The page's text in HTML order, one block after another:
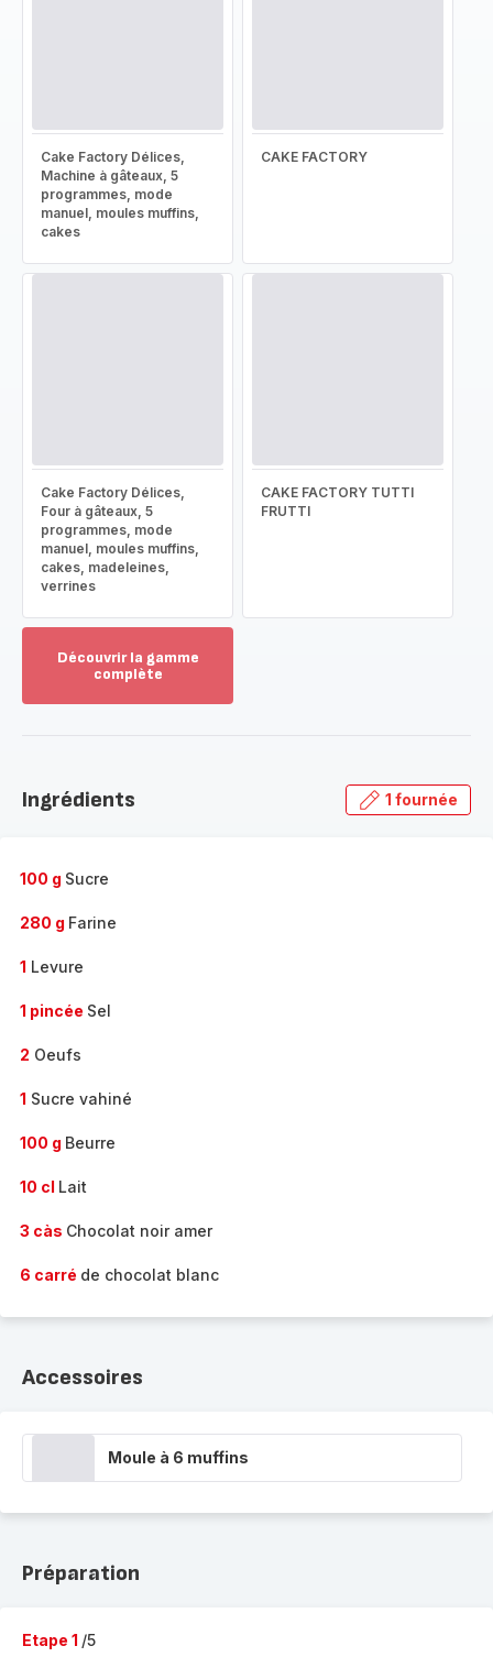
Cake Factory Délices,
Machine à gâteaux, 5
programmes, mode
manuel, moules muffins,
cakes
CAKE FACTORY
Cake Factory Délices,
Four à gâteaux, 5
programmes, mode
manuel, moules muffins,
cakes, madeleines,
verrines
CAKE FACTORY TUTTI
FRUTTI
Découvrir la gamme
complète
gamme
Ingrédients 1 fournée
100 g Sucre
280 g Farine
1 Levure
1 pincée Sel
2 Oeufs
1 Sucre vahiné
100 g Beurre
10 cl Lait
3 càs Chocolat noir amer
6 carré de chocolat blanc
Accessoires
Moule à 6 muffins
Préparation
Etape 1 /5